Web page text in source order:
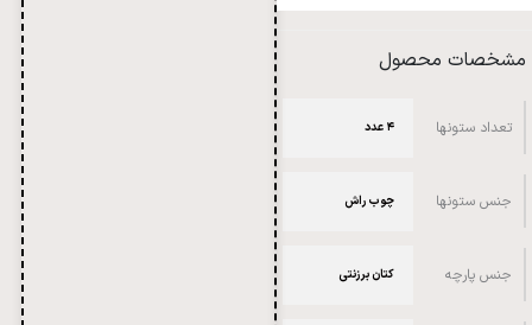
مشخصات محصول
تعداد ستونها ۴ عدد
جنس ستونها چوب راش
جنس پارچه کتان برزنتی